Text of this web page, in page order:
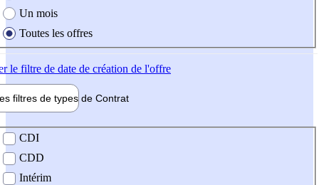
Un mois
Toutes les offres
le filtre de date de création de l'offre
filtres de types de Contrat
contrat
CDI
CDD
Intérim